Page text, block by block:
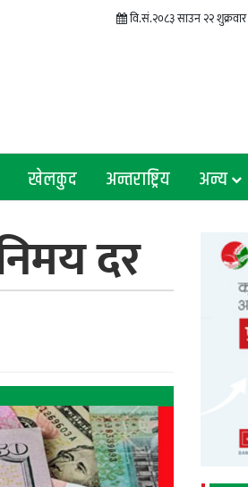
वि.सं.२०८३ साउन २२ शुक्रवार
खेलकुद अन्तराष्ट्रिय अन्य
दर